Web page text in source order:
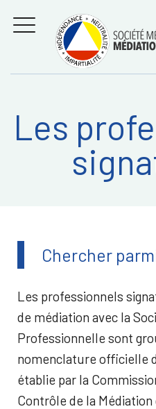
Régler les litiges
entre
consommateurs
professionnels
la médiation de la
consommation
MENU
Recherche
Les
Chercher
Les professionnels
de médiation avec la
Professionnelle sont
nomenclature officielle
établie par la
Contrôle de la